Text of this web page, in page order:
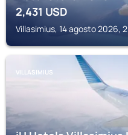
2,431USD
Villasimius, 14 agosto 2026,
VILLASIMIUS